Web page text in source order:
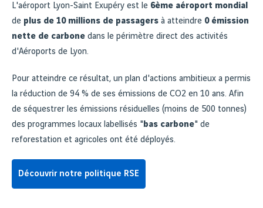
L'aéroport Lyon-Saint Exupéry est le 6ème aéroport mondial
de plus de 10 millions de passagers à atteindre 0 émission
nette de carbone dans le périmètre direct des activités
d'Aéroports de Lyon.
Pour atteindre ce résultat, un plan d'actions ambitieux a permis
la réduction de 94 % de ses émissions de CO2 en 10 ans. Afin
de séquestrer les émissions résiduelles (moins de 500 tonnes)
des programmes locaux labellisés "bas carbone" de
reforestation et agricoles ont été déployés.
Découvrir notre politique RSE